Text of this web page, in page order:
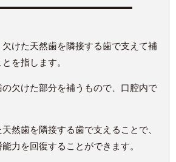
けた天然歯を隣接する歯で支えて補
を指します。
欠けた部分を補うもので、口腔内で
然歯を隣接する歯で支えることで、
力を回復することができます。